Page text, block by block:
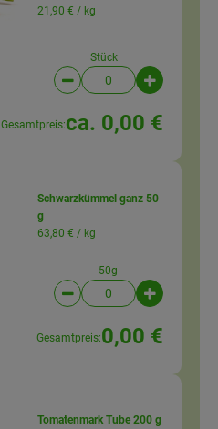
21,90 € / kg
Stück
Artikelanzahl
Gesamtpreis:ca. 0,00 €
Schwarzkümmel ganz 50
g
63,80 € / kg
50g
Artikelanzahl
Gesamtpreis:0,00 €
Tomatenmark Tube 200 g